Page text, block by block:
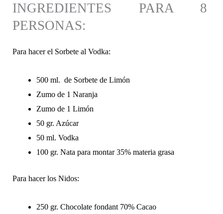
INGREDIENTES PARA 8
PERSONAS:
Para hacer el Sorbete al Vodka:
500 ml. de Sorbete de Limón
Zumo de 1 Naranja
Zumo de 1 Limón
50 gr. Azúcar
50 ml. Vodka
100 gr. Nata para montar 35% materia grasa
Para hacer los Nidos:
250 gr. Chocolate fondant 70% Cacao